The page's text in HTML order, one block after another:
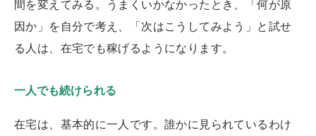
間を変えてみる。うまくいかなかったとき、「何が原
因か」を自分で考え、「次はこうしてみよう」と試せ
る人は、在宅でも稼げるようになります。
一人でも続けられる
在宅は、基本的に一人です。誰かに見られているわけ